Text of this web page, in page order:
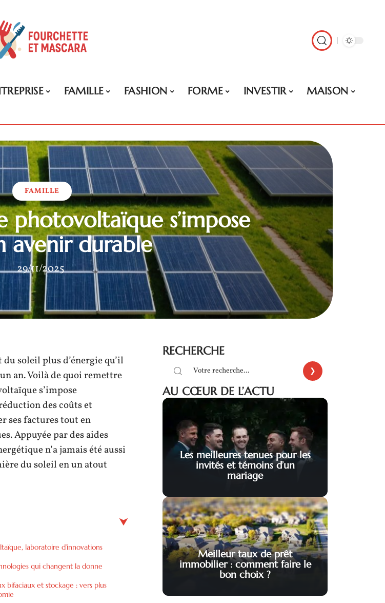
FAMILLE FASHION FORME INVESTIR
MAISON
FAMILLE
photovoltaïque s’impose
avenir durable
29/11/2025
soleil plus d’énergie qu’il
an. Voilà de quoi remettre
s’impose
des coûts et
ses factures tout en
Appuyée par des aides
n’a jamais été aussi
du soleil en un atout
laboratoire d’innovations
qui changent la donne
bifaciaux et stockage : vers plus
RECHERCHE
AU CŒUR DE L’ACTU
Les meilleures tenues pour les
invités et témoins d’un
mariage
Meilleur taux de prêt
immobilier : comment faire le
bon choix ?